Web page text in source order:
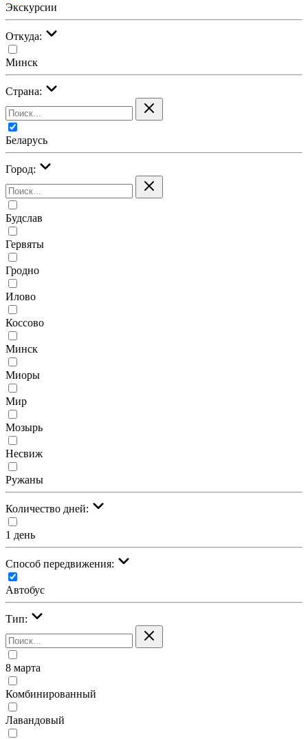
Экскурсии
Откуда:
Минск
Страна:
Беларусь
Город:
Будслав
Гервяты
Гродно
Илово
Коссово
Минск
Миоры
Мир
Мозырь
Несвиж
Ружаны
Количество дней:
1 день
Cпособ передвижения:
Автобус
Тип:
8 марта
Комбинированный
Лавандовый